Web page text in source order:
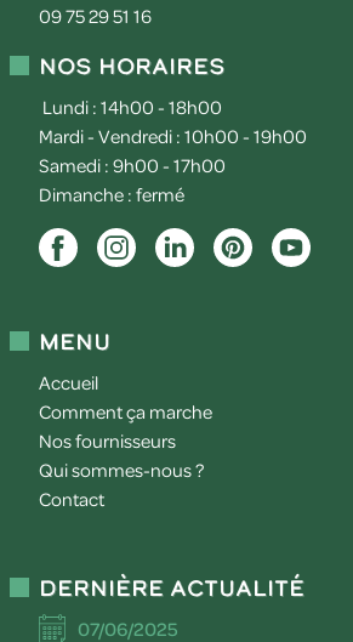
09 75 29 51 16
Nos horaires
Lundi : 14h00 - 18h00
Mardi - Vendredi : 10h00 - 19h00
Samedi : 9h00 - 17h00
Dimanche : fermé
Menu
Accueil
Comment ça marche
Nos fournisseurs
Qui sommes-nous ?
Contact
Dernière actualité
07/06/2025